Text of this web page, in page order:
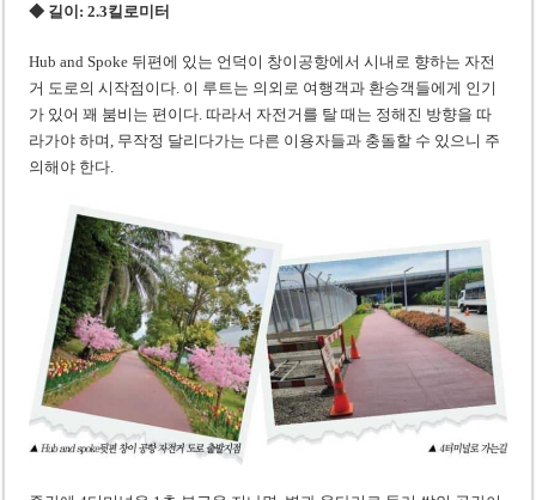
◆ 길이: 2.3킬로미터
Hub and Spoke 뒤편에 있는 언덕이 창이공항에서 시내로 향하는 자전
거 도로의 시작점이다. 이 루트는 의외로 여행객과 환승객들에게 인기
가 있어 꽤 붐비는 편이다. 따라서 자전거를 탈 때는 정해진 방향을 따
라가야 하며, 무작정 달리다가는 다른 이용자들과 충돌할 수 있으니 주
의해야 한다.